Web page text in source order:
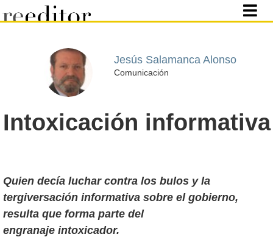
Jesús Salamanca Alonso
Comunicación
Intoxicación informativa
Quien decía luchar contra los bulos y la
tergiversación informativa sobre el gobierno,
resulta que forma parte del
engranaje intoxicador.